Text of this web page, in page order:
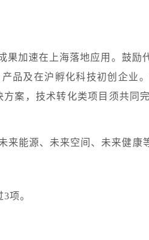
加速在上海落地应用。鼓励
品及在沪孵化科技初创企业
案，技术转化类项目须共同
能源、未来空间、未来健康
3项。